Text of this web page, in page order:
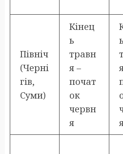
Північ
(Черні
гів,
Суми)
Кінец
ь
травн
я –
почат
ок
червн
я
ь